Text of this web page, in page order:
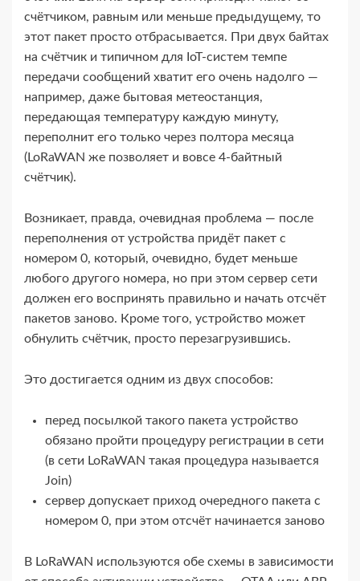
счётчиком, равным или меньше предыдущему, то
этот пакет просто отбрасывается. При двух байтах
на счётчик и типичном для IoT-​систем темпе
передачи сообщений хватит его очень надолго —
например, даже бытовая метеостанция,
передающая температуру каждую минуту,
переполнит его только через полтора месяца
(LoRaWAN же позволяет и вовсе 4‑байтный
счётчик).
Возникает, правда, очевидная проблема — после
переполнения от устройства придёт пакет с
номером 0, который, очевидно, будет меньше
любого другого номера, но при этом сервер сети
должен его воспринять правильно и начать отсчёт
пакетов заново. Кроме того, устройство может
обнулить счётчик, просто перезагрузившись.
Это достигается одним из двух способов:
перед посылкой такого пакета устройство
обязано пройти процедуру регистрации в сети
(в сети LoRaWAN такая процедура называется
Join)
сервер допускает приход очередного пакета с
номером 0, при этом отсчёт начинается заново
В LoRaWAN используются обе схемы в зависимости